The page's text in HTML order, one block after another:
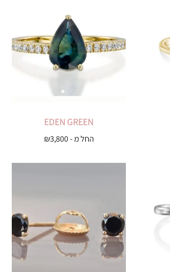
EDEN GREEN
החל מ - ₪3,800